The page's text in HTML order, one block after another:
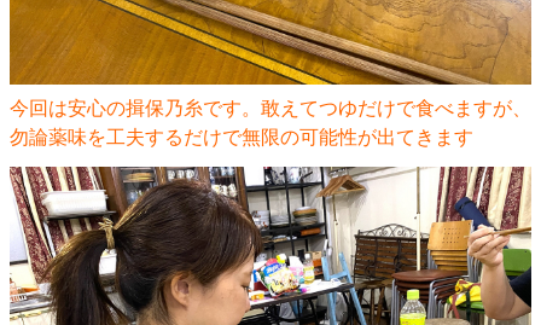
今回は安心の揖保乃糸です。敢えてつゆだけで食べますが、
勿論薬味を工夫するだけで無限の可能性が出てきます